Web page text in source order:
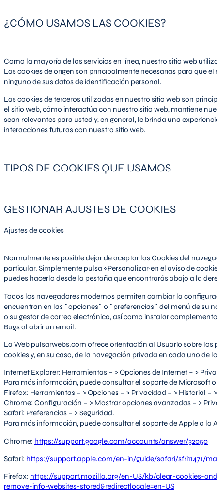
¿CÓMO USAMOS LAS COOKIES?
Como la mayoría de los servicios en línea, nuestro sitio web
Las cookies de origen son principalmente necesarias para que
ninguno de sus datos de identificación personal.
Las cookies de terceros utilizadas en nuestro sitio web son
el sitio web, cómo interactúa con nuestro sitio web, mantiene
sean relevantes para usted y, en general, le brinda una
interacciones futuras con nuestro sitio web.
TIPOS DE COOKIES QUE USAMOS
GESTIONAR AJUSTES DE COOKIES
Ajustes de cookies
Normalmente es posible dejar de aceptar las Cookies del
particular. Simplemente pulsa «Personalizar·en el aviso de
puedes hacerlo desde la pestaña que encontrarás abajo a la
Todos los navegadores modernos permiten cambiar la
encuentran en las ¨opciones¨ o ¨preferencias¨ del menú de su
o su gestor de correo electrónico, así como instalar
Bugs al abrir un email.
La Web pulsarwebs.com ofrece orientación al Usuario sobre
cookies y, en su caso, de la navegación privada en cada uno de
Internet Explorer: Herramientas – > Opciones de Internet – >
Para más información, puede consultar el soporte de Microsoft
Firefox: Herramientas – > Opciones – > Privacidad – > Historial
Chrome: Configuración – > Mostrar opciones avanzadas – >
Safari: Preferencias – > Seguridad.
Para más información, puede consultar el soporte de Apple o la
Chrome: https://support.google.com/accounts/answer/32050
Safari: https://support.apple.com/en-in/guide/safari/sfri11471/
Firefox: https://support.mozilla.org/en-US/kb/clear-cookies-
remove-info-websites-stored&redirectlocale=en-US